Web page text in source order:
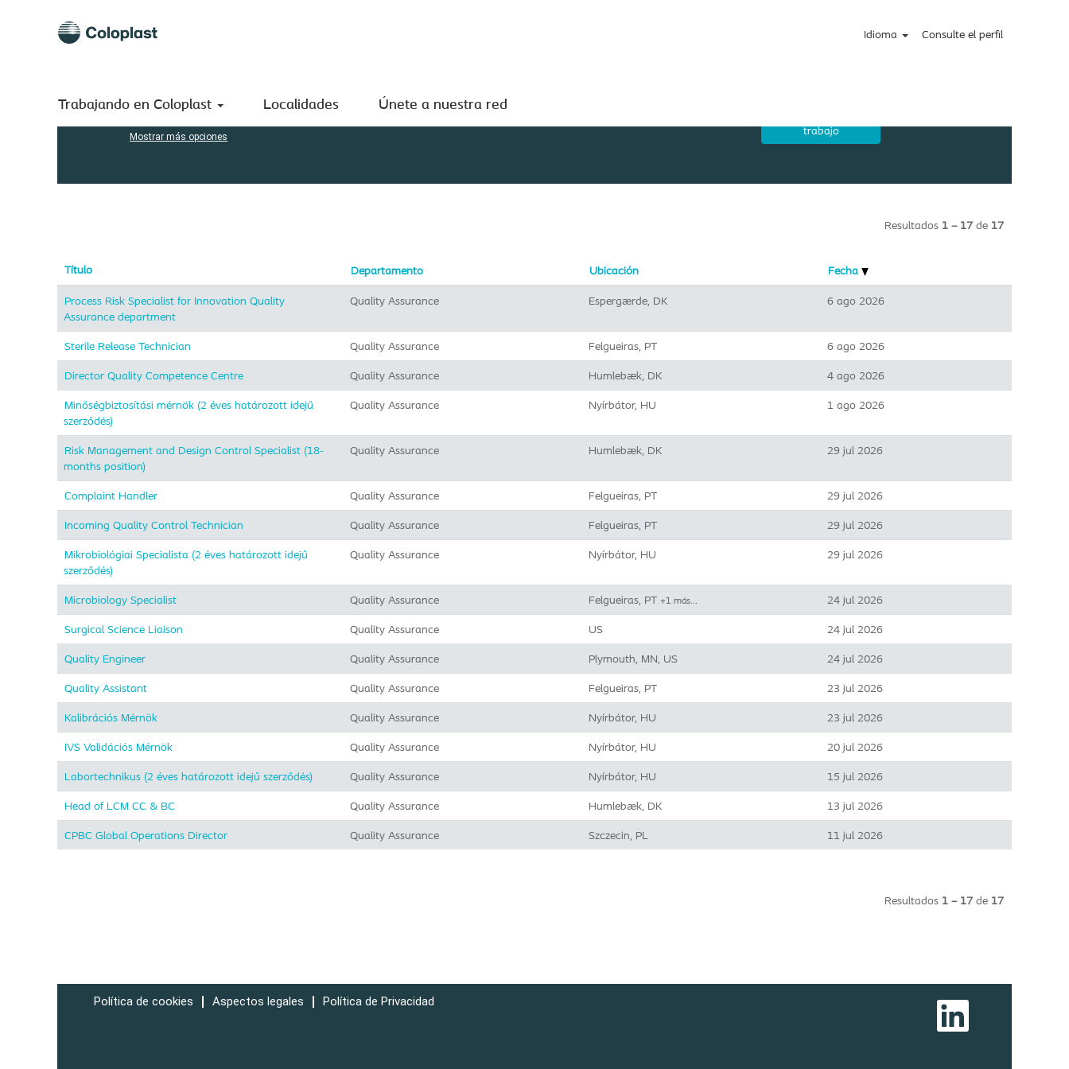
Idioma Consulte el perfil
Trabajando en Coloplast Localidades Únete a nuestra red
Mostrar más opciones
Resultados 1 – 17 de 17
Título Departamento Ubicación Fecha
Process Risk Specialist for Innovation Quality
Assurance department
Quality Assurance Espergærde, DK 6 ago 2026
Sterile Release Technician Quality Assurance Felgueiras, PT 6 ago 2026
Director Quality Competence Centre Quality Assurance Humlebæk, DK 4 ago 2026
Minőségbiztosítási mérnök (2 éves határozott idejű
szerződés)
Quality Assurance Nyírbátor, HU 1 ago 2026
Risk Management and Design Control Specialist (18-
months position)
Quality Assurance Humlebæk, DK 29 jul 2026
Complaint Handler Quality Assurance Felgueiras, PT 29 jul 2026
Incoming Quality Control Technician Quality Assurance Felgueiras, PT 29 jul 2026
Mikrobiológiai Specialista (2 éves határozott idejű
szerződés)
Quality Assurance Nyírbátor, HU 29 jul 2026
Microbiology Specialist Quality Assurance Felgueiras, PT +1 más… 24 jul 2026
Surgical Science Liaison Quality Assurance US 24 jul 2026
Quality Engineer Quality Assurance Plymouth, MN, US 24 jul 2026
Quality Assistant Quality Assurance Felgueiras, PT 23 jul 2026
Kalibrációs Mérnök Quality Assurance Nyírbátor, HU 23 jul 2026
IVS Validációs Mérnök Quality Assurance Nyírbátor, HU 20 jul 2026
Labortechnikus (2 éves határozott idejű szerződés) Quality Assurance Nyírbátor, HU 15 jul 2026
Head of LCM CC & BC Quality Assurance Humlebæk, DK 13 jul 2026
CPBC Global Operations Director Quality Assurance Szczecin, PL 11 jul 2026
Resultados 1 – 17 de 17
Política de cookies Aspectos legales Política de Privacidad
S